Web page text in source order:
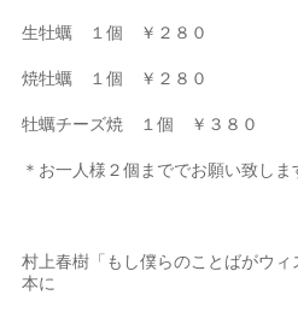
生牡蠣 １個 ￥２８０
焼牡蠣 １個 ￥２８０
牡蠣チーズ焼 １個 ￥３８０
＊お一人様２個まででお願い致し
村上春樹「もし僕らのことばがウ
本に